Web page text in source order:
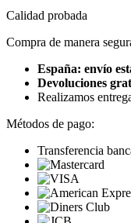
Calidad probada
Compra de manera
España: envío
Devoluciones
Realizamos
Métodos de pago:
Transferencia